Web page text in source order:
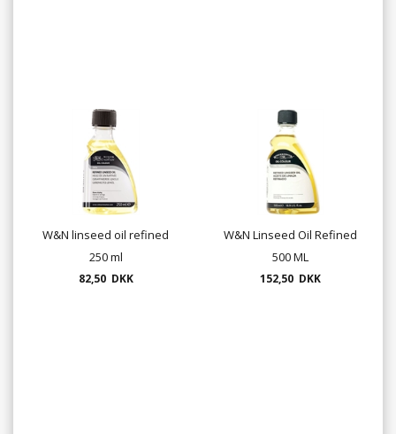
W&N linseed oil refined
250 ml
82,50 DKK
W&N Linseed Oil Refined
500 ML
152,50 DKK